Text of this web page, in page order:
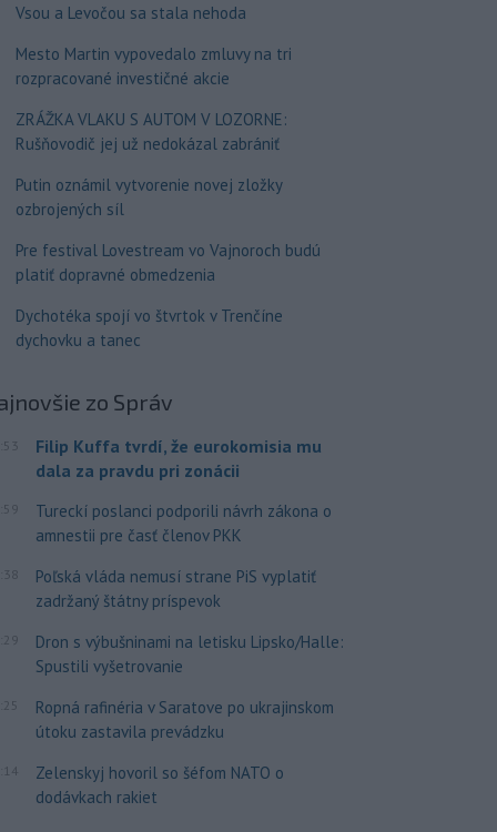
Vsou a Levočou sa stala nehoda
Mesto Martin vypovedalo zmluvy na tri
rozpracované investičné akcie
ZRÁŽKA VLAKU S AUTOM V LOZORNE:
Rušňovodič jej už nedokázal zabrániť
Putin oznámil vytvorenie novej zložky
ozbrojených síl
Pre festival Lovestream vo Vajnoroch budú
platiť dopravné obmedzenia
Dychotéka spojí vo štvrtok v Trenčíne
dychovku a tanec
zo Správ
Filip Kuffa tvrdí, že eurokomisia mu
dala za pravdu pri zonácii
Tureckí poslanci podporili návrh zákona o
amnestii pre časť členov PKK
Poľská vláda nemusí strane PiS vyplatiť
zadržaný štátny príspevok
Dron s výbušninami na letisku Lipsko/Halle:
Spustili vyšetrovanie
Ropná rafinéria v Saratove po ukrajinskom
útoku zastavila prevádzku
Zelenskyj hovoril so šéfom NATO o
dodávkach rakiet